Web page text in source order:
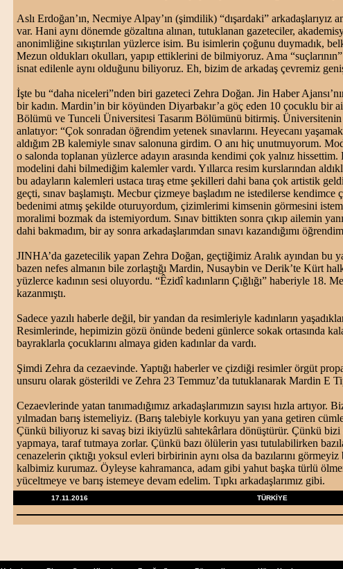
Aslı Erdoğan’ın, Necmiye Alpay’ın (şimdilik) “dışardaki” arkadaşlarıyız
var. Hani aynı dönemde gözaltına alınan, tutuklanan gazeteciler,
anonimliğine sıkıştırılan yüzlerce isim. Bu isimlerin çoğunu duymadık,
Mezun oldukları okulları, yapıp ettiklerini de bilmiyoruz. Ama
isnat edilenle aynı olduğunu biliyoruz. Eh, bizim de arkadaş çevremiz
İşte bu “daha niceleri”nden biri gazeteci Zehra Doğan. Jin Haber
bir kadın. Mardin’in bir köyünden Diyarbakır’a göç eden 10 çocuklu bir
Bölümü ve Tunceli Üniversitesi Tasarım Bölümünü bitirmiş. Üniversitenin
anlatıyor: “Çok sonradan öğrendim yetenek sınavlarını. Heyecanı
aldığım 2B kalemiyle sınav salonuna girdim. O anı hiç unutmuyorum.
o salonda toplanan yüzlerce adayın arasında kendimi çok yalnız hissettim.
modelini dahi bilmediğim kalemler vardı. Yıllarca resim kurslarından
bu adayların kalemleri ustaca tıraş etme şekilleri dahi bana çok artistik
geçti, sınav başlamıştı. Mecbur çizmeye başladım ne istedilerse kendimce
bedenimi atmış şekilde oturuyordum, çizimlerimi kimsenin görmesini
moralimi bozmak da istemiyordum. Sınav bittikten sonra çıkıp ailemin
dahi bakmadım, bir ay sonra arkadaşlarımdan sınavı kazandığımı
JINHA’da gazetecilik yapan Zehra Doğan, geçtiğimiz Aralık ayından bu
bazen nefes almanın bile zorlaştığı Mardin, Nusaybin ve Derik’te Kürt
yüzlerce kadının sesi oluyordu. “Êzidî kadınların Çığlığı” haberiyle 18.
kazanmıştı.
Sadece yazılı haberle değil, bir yandan da resimleriyle kadınların
Resimlerinde, hepimizin gözü önünde bedeni günlerce sokak ortasında
bayraklarla çocuklarını almaya giden kadınlar da vardı.
Şimdi Zehra da cezaevinde. Yaptığı haberler ve çizdiği resimler örgüt
unsuru olarak gösterildi ve Zehra 23 Temmuz’da tutuklanarak Mardin E
Cezaevlerinde yatan tanımadığımız arkadaşlarımızın sayısı hızla artıyor.
yılmadan barış istemeliyiz. (Barış talebiyle korkuyu yan yana getiren
Çünkü biliyoruz ki savaş bizi ikiyüzlü sahtekârlara dönüştürür. Çünkü bizi
yapmaya, taraf tutmaya zorlar. Çünkü bazı ölülerin yası tutulabilirken
cenazelerin çıktığı yoksul evleri birbirinin aynı olsa da bazılarını
kalbimiz kurumaz. Öyleyse kahramanca, adam gibi yahut başka türlü
yüceltmeye ve barış istemeye devam edelim. Tıpkı arkadaşlarımız gibi.
17.11.2016 TÜRKİYE